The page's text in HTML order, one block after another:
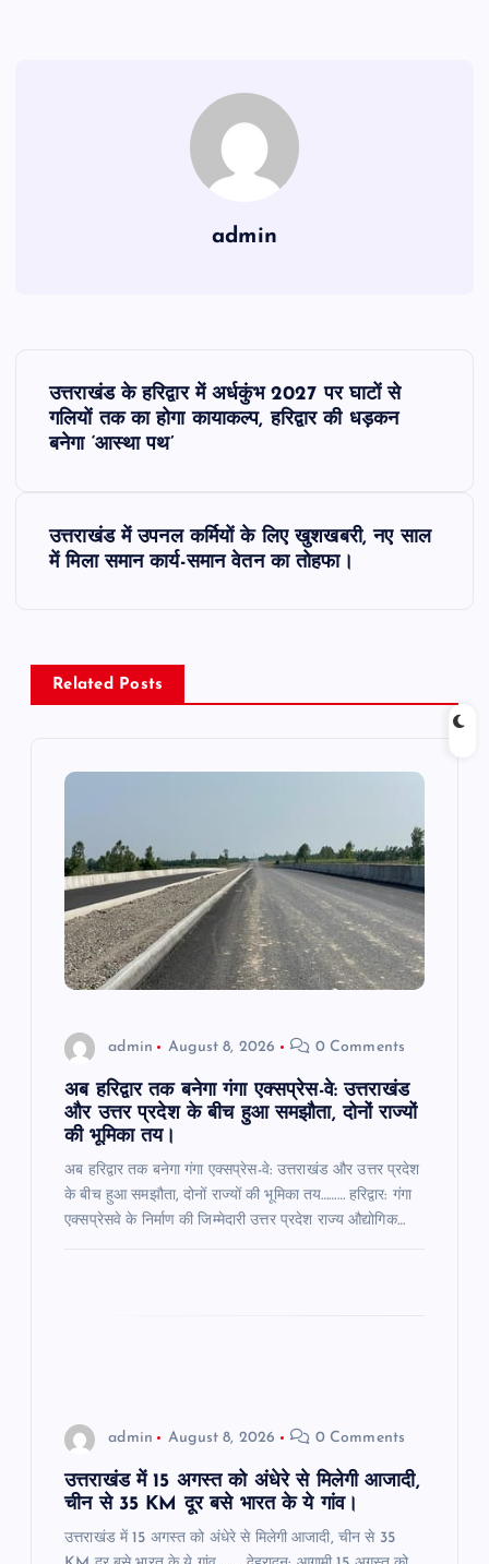
admin
v
उत्तराखंड के हरिद्वार में अर्धकुंभ 2027 पर घाटों से
गलियों तक का होगा कायाकल्प, हरिद्वार की धड़कन
बनेगा ‘आस्था पथ’
उत्तराखंड में उपनल कर्मियों के लिए खुशखबरी, नए साल
में मिला समान कार्य-समान वेतन का तोहफा।
Related Posts
admin August 8, 2026 0 Comments
अब हरिद्वार तक बनेगा गंगा एक्सप्रेस-वे: उत्तराखंड
और उत्तर प्रदेश के बीच हुआ समझौता, दोनों राज्यों
की भूमिका तय।
अब हरिद्वार तक बनेगा गंगा एक्सप्रेस-वे: उत्तराखंड और उत्तर प्रदेश
के बीच हुआ समझौता, दोनों राज्यों की भूमिका तय……… हरिद्वार: गंगा
एक्सप्रेसवे के निर्माण की जिम्मेदारी उत्तर प्रदेश राज्य औद्योगिक…
admin August 8, 2026 0 Comments
उत्तराखंड में 15 अगस्त को अंधेरे से मिलेगी आजादी,
चीन से 35 KM दूर बसे भारत के ये गांव।
उत्तराखंड में 15 अगस्त को अंधेरे से मिलेगी आजादी, चीन से 35